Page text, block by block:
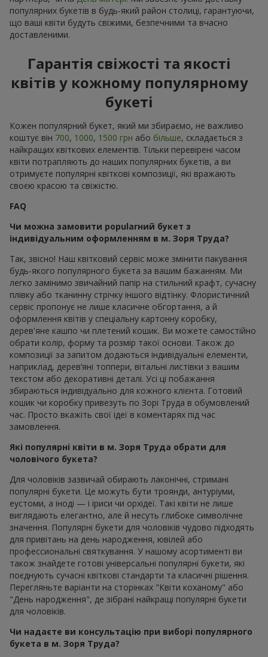
популярних букетів в будь-який район столиці, гарантуючи,
що ваші квіти будуть свіжими, безпечними та вчасно
доставленими.
Гарантія свіжості та якості
квітів у кожному популярному
букеті
Кожен популярний букет, який ми збираємо, не важливо
коштує він 700, 1000, 1500 грн або більше, складається з
найкращих квіткових елементів. Тільки перевірені часом
квіти потрапляють до наших популярних букетів, а ви
отримуєте популярні квіткові композиції, які вражають
своєю красою та свіжістю.
FAQ
Чи можна замовити popularний букет з
індивідуальним оформленням в м. Зоря Труда?
Так, звісно! Наш квітковий сервіс може змінити пакування
будь-якого популярного букета за вашим бажанням. Ми
легко замінимо звичайний папір на стильний крафт, сучасну
плівку або тканинну стрічку іншого відтінку. Флористичний
сервіс пропонує не лише класичне обгортання, а й
оформлення квітів у спеціальну картонну коробку,
дерев'яне кашпо чи плетений кошик. Ви можете самостійно
обрати колір, форму та розмір такої основи. Також до
композиції за запитом додаються індивідуальні елементи,
наприклад, дерев’яні топпери, вітальні листівки з вашим
текстом або декоративні деталі. Усі ці побажання
збираються індивідуально для кожного клієнта. Готовий
кошик чи коробку привезуть по Зорі Труда в обумовлений
час. Просто вкажіть свої ідеї в коментарях під час
замовлення.
Які популярні квіти в м. Зоря Труда обрати для
чоловічого букета?
Для чоловіків зазвичай обирають лаконічні, стримані
популярні букети. Це можуть бути троянди, антуріуми,
еустоми, а іноді — і іриси чи орхідеї. Такі квіти не лише
виглядають елегантно, але й несуть глибоке символічне
значення. Популярні букети для чоловіків чудово підходять
для привітань на день народження, ювілей або
профессиональні святкування. У нашому асортименті ви
також знайдете готові універсальні популярні букети, які
поєднують сучасні квіткові стандарти та класичні рішення.
Перегляньте варіанти на сторінках "Квіти коханому" або
"День народження", де зібрані найкращі популярні букети
для чоловіків.
Чи надаєте ви консультацію при виборі популярного
букета в м. Зоря Труда?